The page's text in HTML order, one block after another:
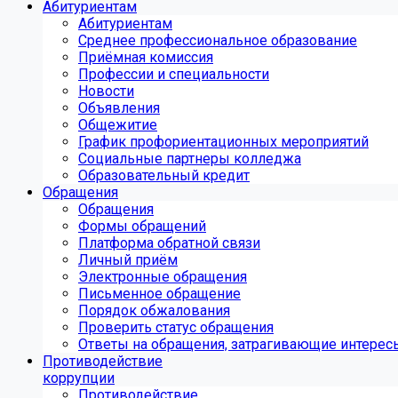
Абитуриентам
Абитуриентам
Среднее профессиональное образование
Приёмная комиссия
Профессии и специальности
Новости
Объявления
Общежитие
График профориентационных мероприятий
Социальные партнеры колледжа
Образовательный кредит
Обращения
Обращения
Формы обращений
Платформа обратной связи
Личный приём
Электронные обращения
Письменное обращение
Порядок обжалования
Проверить статус обращения
Ответы на обращения, затрагивающие
Противодействие
коррупции